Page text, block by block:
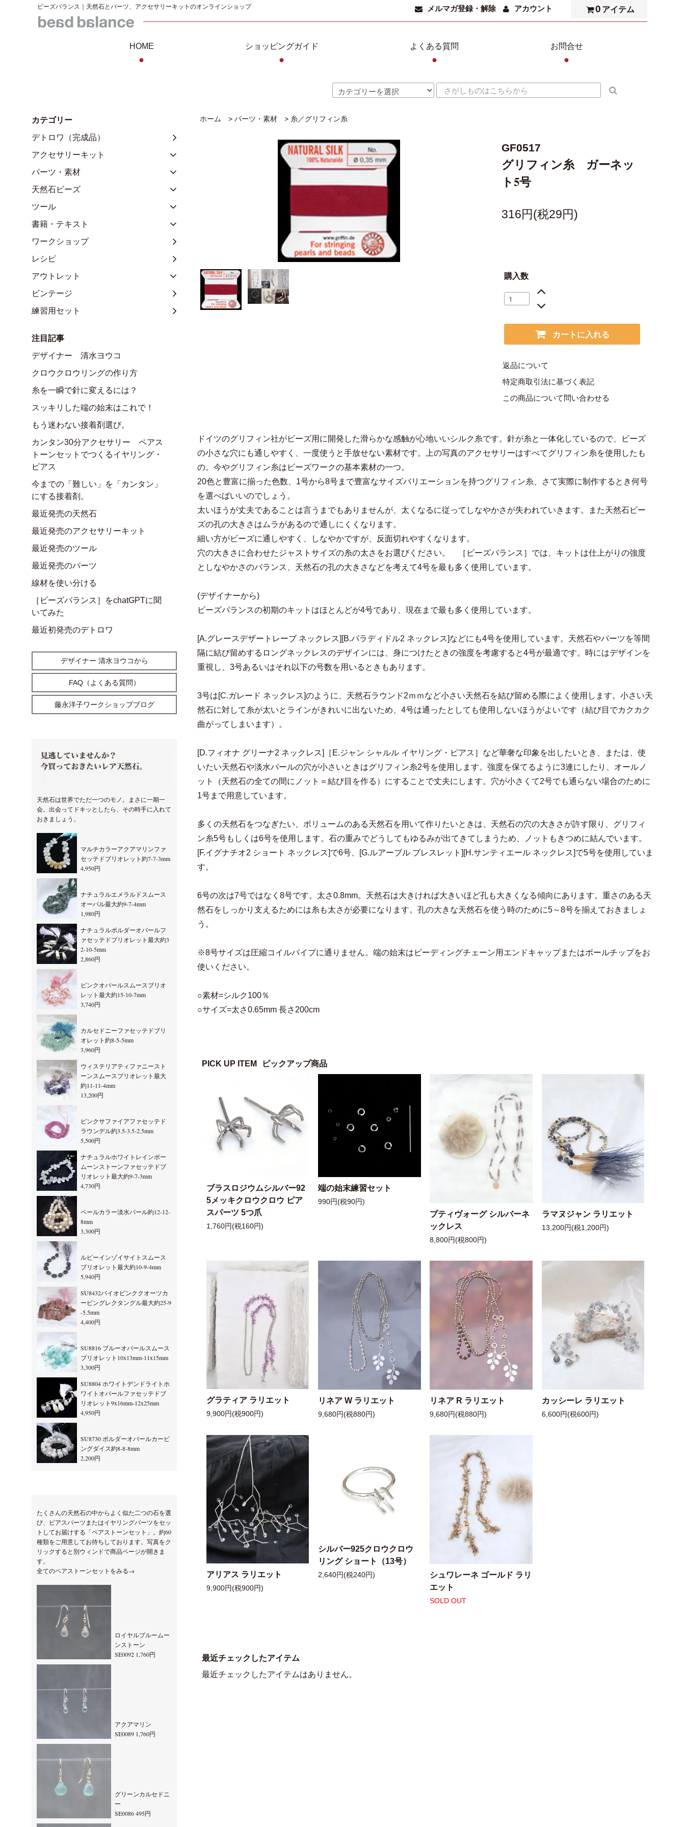
ビーズバランス｜天然石とパーツ、アクセサリーキットのオンラインショップ メルマガ登録・解除 アカウント 0 アイテム
HOME
●
ショッピングガイド
●
よくある質問
●
お問合せ
●
ホーム > パーツ・素材 > 糸／グリフィン糸
GF0517
グリフィン糸 ガーネッ
ト5号
316円(税29円)
購入数
カートに入れる
返品について
特定商取引法に基づく表記
この商品について問い合わせる
ドイツのグリフィン社がビーズ用に開発した滑らかな感触が心地いいシルク糸です。針が糸と一体化しているので、ビーズ
の小さな穴にも通しやすく、一度使うと手放せない素材です。上の写真のアクセサリーはすべてグリフィン糸を使用したも
の。今やグリフィン糸はビーズワークの基本素材の一つ。
20色と豊富に揃った色数、1号から8号まで豊富なサイズバリエーションを持つグリフィン糸、さて実際に制作するとき何号
を選べばいいのでしょう。
太いほうが丈夫であることは言うまでもありませんが、太くなるに従ってしなやかさが失われていきます。また天然石ビー
ズの孔の大きさはムラがあるので通しにくくなります。
細い方がビーズに通しやすく、しなやかですが、反面切れやすくなります。
穴の大きさに合わせたジャストサイズの糸の太さをお選びください。 ［ビーズバランス］では、キットは仕上がりの強度
としなやかさのバランス、天然石の孔の大きさなどを考えて4号を最も多く使用しています。
(デザイナーから)
ビーズバランスの初期のキットはほとんどが4号であり、現在まで最も多く使用しています。
[A.グレースデザートレーブ ネックレス][B.パラディドル2 ネックレス]などにも4号を使用しています。天然石やパーツを等間
隔に結び留めするロングネックレスのデザインには、身につけたときの強度を考慮すると4号が最適です。時にはデザインを
重視し、3号あるいはそれ以下の号数を用いるときもあります。
3号は[C.ガレード ネックレス]のように、天然石ラウンド2ｍｍなど小さい天然石を結び留める際によく使用します。小さい天
然石に対して糸が太いとラインがきれいに出ないため、4号は通ったとしても使用しないほうがよいです（結び目でカクカク
曲がってしまいます）。
[D.フィオナ グリーナ2 ネックレス]［E.ジャン シャルル イヤリング・ピアス］など華奢な印象を出したいとき、または、使
いたい天然石や淡水パールの穴が小さいときはグリフィン糸2号を使用します。強度を保てるように3連にしたり、オールノ
ット（天然石の全ての間にノット＝結び目を作る）にすることで丈夫にします。穴が小さくて2号でも通らない場合のために
1号まで用意しています。
多くの天然石をつなぎたい、ボリュームのある天然石を用いて作りたいときは、天然石の穴の大きさが許す限り、グリフィ
ン糸5号もしくは6号を使用します。石の重みでどうしてもゆるみが出てきてしまうため、ノットもきつめに結んでいます。
[F.イグナチオ2 ショート ネックレス]で6号、[G.ルアーブル ブレスレット][H.サンティエール ネックレス]で5号を使用していま
す。
6号の次は7号ではなく8号です。太さ0.8mm。天然石は大きければ大きいほど孔も大きくなる傾向にあります。重さのある天
然石をしっかり支えるためには糸も太さが必要になります。孔の大きな天然石を使う時のために5～8号を揃えておきましょ
う。
※8号サイズは圧縮コイルパイプに通りません。端の始末はビーディングチェーン用エンドキャップまたはボールチップをお
使いください。
○素材=シルク100％
○サイズ=太さ0.65mm 長さ200cm
PICK UP ITEM ピックアップ商品
ブラスロジウムシルバー92
5メッキクロウクロウ ピア
スパーツ 5つ爪
1,760円(税160円)
端の始末練習セット
990円(税90円)
プティヴォーグ シルバーネ
ックレス
8,800円(税800円)
ラマヌジャン ラリエット
13,200円(税1,200円)
グラティア ラリエット
9,900円(税900円)
リネア W ラリエット
9,680円(税880円)
リネア R ラリエット
9,680円(税880円)
カッシーレ ラリエット
6,600円(税600円)
アリアス ラリエット
9,900円(税900円)
シルバー925クロウクロウ
リング ショート（13号）
2,640円(税240円)
シュワレーネ ゴールド ラリ
エット
SOLD OUT
最近チェックしたアイテム
最近チェックしたアイテムはありません。
カテゴリー
デトロワ（完成品）
アクセサリーキット
パーツ・素材
天然石ビーズ
ツール
書籍・テキスト
ワークショップ
レシピ
アウトレット
ビンテージ
練習用セット
注目記事
デザイナー 清水ヨウコ
クロウクロウリングの作り方
糸を一瞬で針に変えるには？
スッキリした端の始末はこれで！
もう迷わない接着剤選び。
カンタン30分アクセサリー ペアス
トーンセットでつくるイヤリング・
ピアス
今までの「難しい」を「カンタン」
にする接着剤。
最近発売の天然石
最近発売のアクセサリーキット
最近発売のツール
最近発売のパーツ
線材を使い分ける
［ビーズバランス］をchatGPTに聞
いてみた
最近初発売のデトロワ
デザイナー 清水ヨウコから
FAQ（よくある質問）
藤永洋子ワークショップブログ
天然石は世界でただ一つのモノ。まさに一期一
会。出会ってドキッとしたら、その時手に入れて
おきましょう。
マルチカラーアクアマリンファ
セッテドブリオレット約7-7-3mm
4,950円
ナチュラルエメラルドスムース
オーバル最大約9-7-4mm
1,980円
ナチュラルボルダーオパールフ
ァセッテドブリオレット最大約3
2-10-5mm
2,860円
ピンクオパールスムースブリオ
レット最大約15-10-7mm
3,740円
カルセドニーファセッテドブリ
オレット約8-5-5mm
3,960円
ウィステリアティファニースト
ーンスムースブリオレット最大
約11-11-4mm
13,200円
ピンクサファイアファセッテド
ラウンデル約3.5-3.5-2.5mm
5,500円
ナチュラルホワイトレインボー
ムーンストーンファセッテドブ
リオレット最大約9-7-3mm
4,730円
ペールカラー淡水パール約12-12-
8mm
3,300円
ルビーインゾイサイトスムース
ブリオレット最大約10-9-4mm
5,940円
SU8432バイオピンククオーツカ
ービングレクタングル最大約25-9
-5.5mm
4,400円
SU8816 ブルーオパールスムース
ブリオレット10x13mm-11x15mm
3,300円
SU8804 ホワイトデンドライトホ
ワイトオパールファセッテドブ
リオレット9x16mm-12x25mm
4,950円
SU8730 ボルダーオパールカービ
ングダイス約8-8-8mm
2,200円
たくさんの天然石の中からよく似た二つの石を選
び、ピアスパーツまたはイヤリングパーツをセッ
トしてお届けする「ペアストーンセット」。約60
種類をご用意してお待ちしております。写真をク
リックすると別ウィンドで商品ページが開きま
す。
全てのペアストーンセットをみる→
ロイヤルブルームー
ンストーン
SE0092 1,760円
アクアマリン
SE0089 1,760円
グリーンカルセドニ
ー
SE0086 495円